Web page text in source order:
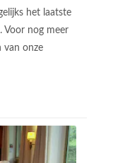
het laatste
Voor nog meer
van onze